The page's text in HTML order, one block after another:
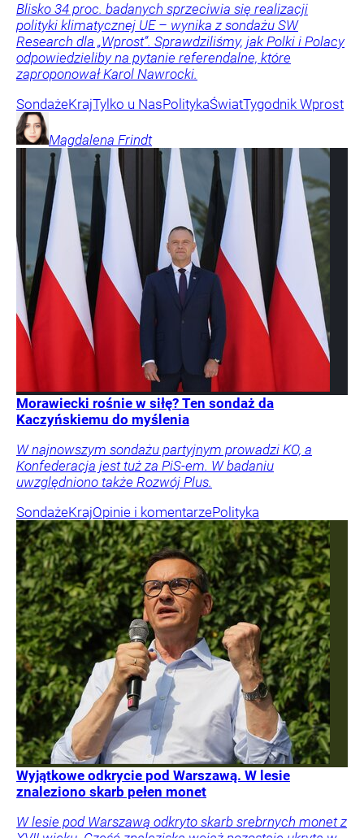
Blisko 34 proc. badanych sprzeciwia się realizacji
polityki klimatycznej UE – wynika z sondażu SW
Research dla „Wprost”. Sprawdziliśmy, jak Polki i Polacy
odpowiedzieliby na pytanie referendalne, które
zaproponował Karol Nawrocki.
SondażeKrajTylko u NasPolitykaŚwiatTygodnik Wprost
Magdalena Frindt
Morawiecki rośnie w siłę? Ten sondaż da
Kaczyńskiemu do myślenia
W najnowszym sondażu partyjnym prowadzi KO, a
Konfederacja jest tuż za PiS-em. W badaniu
uwzględniono także Rozwój Plus.
SondażeKrajOpinie i komentarzePolityka
Wyjątkowe odkrycie pod Warszawą. W lesie
znaleziono skarb pełen monet
W lesie pod Warszawą odkryto skarb srebrnych monet z